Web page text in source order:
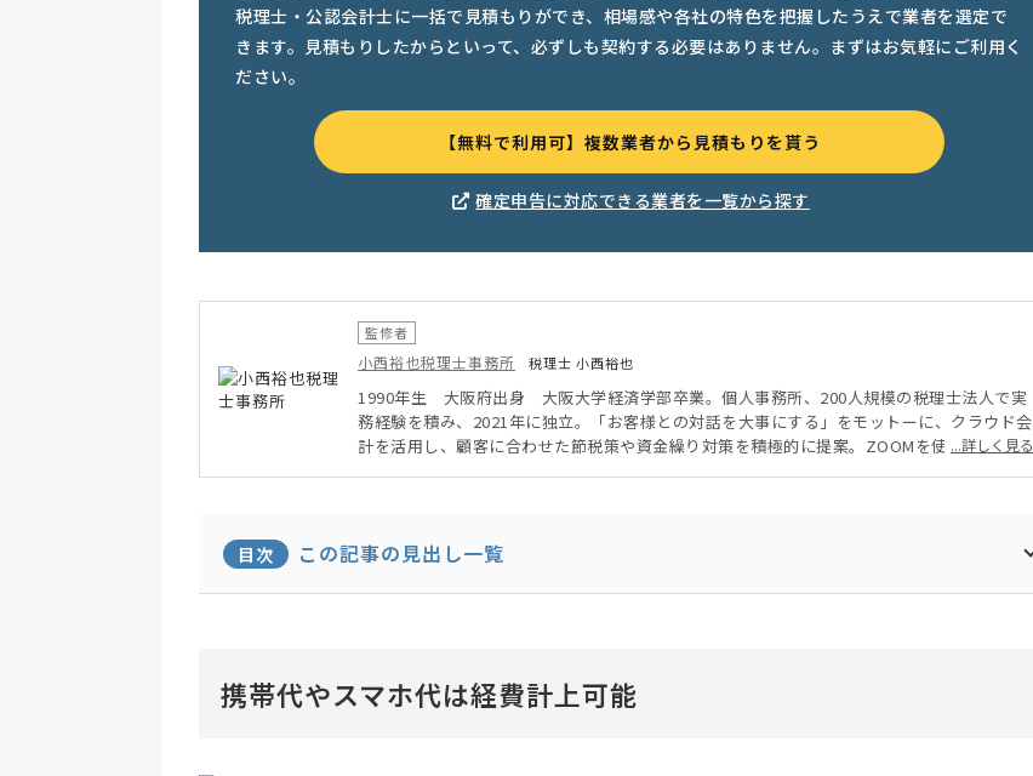
税理士・公認会計士に一括で見積もりができ、相場感や各社の特色を把握したうえで業者を選定で
きます。見積もりしたからといって、必ずしも契約する必要はありません。まずはお気軽にご利用く
ださい。
【無料で利用可】複数業者から見積もりを貰う
確定申告に対応できる業者を一覧から探す
監修者
小西裕也税理士事務所 税理士 小西裕也
1990年生 大阪府出身 大阪大学経済学部卒業。個人事務所、200人規模の税理士法人で実
務経験を積み、2021年に独立。「お客様との対話を大事にする」をモットーに、クラウド会
計を活用し、顧客に合わせた節税策や資金繰り対策を積極的に提案。ZOOMを使ったオンラ
...詳しく見る
目次 この記事の見出し一覧
携帯代やスマホ代は経費計上可能